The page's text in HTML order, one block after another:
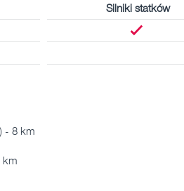
Silniki statków
- 8 km
km